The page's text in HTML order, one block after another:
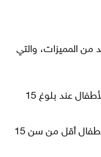
من المميزات، والتي
الحصول على بطاقة الخصم المباشر مجاناً للأطفال عند بلوغ 15
الحصول على بطاقة الإيداع النقدي مجاناً للأطفال أقل من سن 15